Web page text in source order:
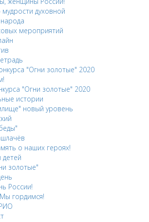
духовной
мероприятий
"Огни золотые" 2020
"Огни золотые" 2020
истории
новый уровень
о наших героях!
золотые"
России!
гордимся!